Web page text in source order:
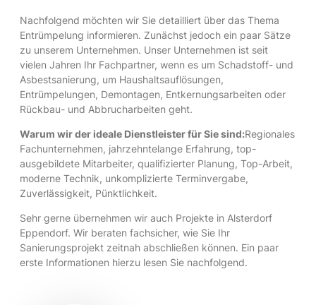
Nachfolgend möchten wir Sie detailliert über das Thema
Entrümpelung informieren. Zunächst jedoch ein paar Sätze
zu unserem Unternehmen. Unser Unternehmen ist seit
vielen Jahren Ihr Fachpartner, wenn es um Schadstoff- und
Asbestsanierung, um Haushaltsauflösungen,
Entrümpelungen, Demontagen, Entkernungsarbeiten oder
Rückbau- und Abbrucharbeiten geht.
Warum wir der ideale Dienstleister für Sie sind:Regionales
Fachunternehmen, jahrzehntelange Erfahrung, top-
ausgebildete Mitarbeiter, qualifizierter Planung, Top-Arbeit,
moderne Technik, unkomplizierte Terminvergabe,
Zuverlässigkeit, Pünktlichkeit.
Sehr gerne übernehmen wir auch Projekte in Alsterdorf
Eppendorf. Wir beraten fachsicher, wie Sie Ihr
Sanierungsprojekt zeitnah abschließen können. Ein paar
erste Informationen hierzu lesen Sie nachfolgend.